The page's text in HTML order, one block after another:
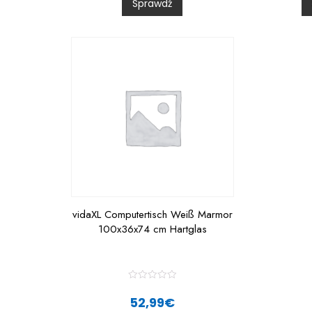
u
t
Sprawdź
t
vidaXL Computertisch Weiß Marmor
100x36x74 cm Hartglas
t52,99€